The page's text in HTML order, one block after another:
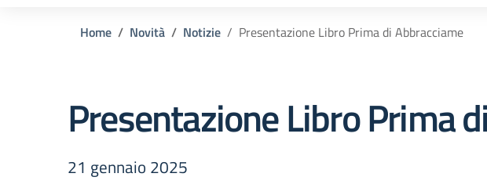
Home Novità Notizie Presentazione Libro Prima di Abbracciame
Presentazione Libro Prima
21 gennaio 2025